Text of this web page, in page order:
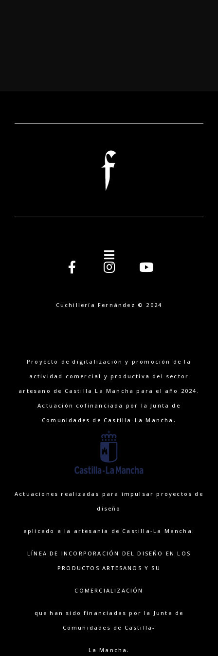
Cuchillería Fernández © 2024
Proyecto de digitalización y promoción de la
actividad comercial y productiva del sector
artesano de Castilla La Mancha para el año 2024.
Actuación cofinanciada por la Junta de
Comunidades de Castilla-La Mancha.
Actuaciones realizadas para impulsar proyectos de
diseño
aplicado a la artesanía de Castilla-La Mancha:
LÍNEA DE INCORPORACIÓN DEL DISEÑO EN LOS
PRODUCTOS ARTESANOS Y SU
COMERCIALIZACIÓN
que han sido financiadas por la Junta de
Comunidades de Castilla-
La Mancha.